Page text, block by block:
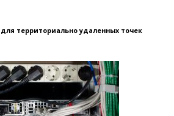
территориально удаленных точек